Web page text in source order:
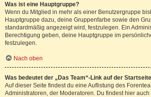
Was ist eine Hauptgruppe?
Wenn du Mitglied in mehr als einer Benutzergruppe
Hauptgruppe dazu, deine Gruppenfarbe sowie den
standardmäßig angezeigt wird, festzulegen. Ein
Berechtigung geben, deine Hauptgruppe im
festzulegen.
Nach oben
Was bedeutet der „Das Team“-Link auf der
Auf dieser Seite findest du eine Auflistung des
Administratoren, der Moderatoren. Du findest hier